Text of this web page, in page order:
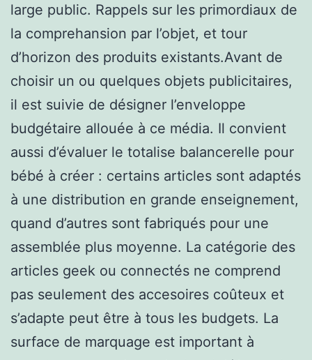
large public. Rappels sur les primordiaux de
la comprehansion par l’objet, et tour
d’horizon des produits existants.Avant de
choisir un ou quelques objets publicitaires,
il est suivie de désigner l’enveloppe
budgétaire allouée à ce média. Il convient
aussi d’évaluer le totalise balancerelle pour
bébé à créer : certains articles sont adaptés
à une distribution en grande enseignement,
quand d’autres sont fabriqués pour une
assemblée plus moyenne. La catégorie des
articles geek ou connectés ne comprend
pas seulement des accesoires coûteux et
s’adapte peut être à tous les budgets. La
surface de marquage est important à